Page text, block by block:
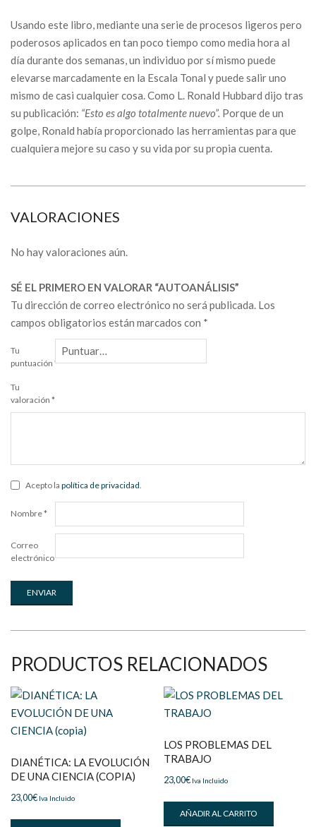
Usando este libro, mediante una serie de procesos ligeros pero
poderosos aplicados en tan poco tiempo como media hora al
día durante dos semanas, un individuo por sí mismo puede
elevarse marcadamente en la Escala Tonal y puede salir uno
mismo de casi cualquier cosa. Como L. Ronald Hubbard dijo tras
su publicación: “Esto es algo totalmente nuevo”. Porque de un
golpe, Ronald había proporcionado las herramientas para que
cualquiera mejore su caso y su vida por su propia cuenta.
VALORACIONES
No hay valoraciones aún.
SÉ EL PRIMERO EN VALORAR “AUTOANÁLISIS”
Tu dirección de correo electrónico no será publicada. Los
campos obligatorios están marcados con *
Tu
puntuación *
Tu
valoración *
Acepto la política de privacidad
Nombre*
Correo
electrónico*
PRODUCTOS RELACIONADOS
DIANÉTICA: LA EVOLUCIÓN
DE UNA CIENCIA (COPIA)
23,00€ Iva Incluido
LOS PROBLEMAS DEL
TRABAJO
23,00€ Iva Incluido
AÑADIR AL CARRITO